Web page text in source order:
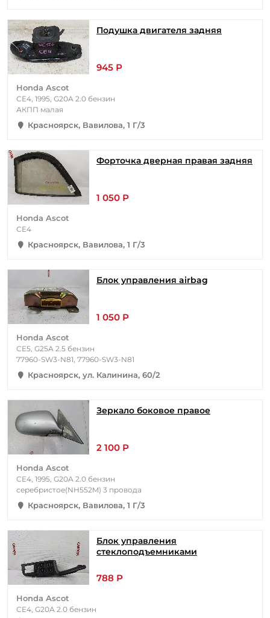
Подушка двигателя задняя
945 Р
Honda Ascot
CE4, 1995, G20A 2.0 бензин
АКПП малая
Красноярск, Вавилова, 1 Г/3
Форточка дверная правая задняя
1 050 Р
Honda Ascot
CE4
Красноярск, Вавилова, 1 Г/3
Блок управления airbag
1 050 Р
Honda Ascot
CE5, G25A 2.5 бензин
77960-SW3-N81, 77960-SW3-N81
Красноярск, ул. Калинина, 60/2
Зеркало боковое правое
2 100 Р
Honda Ascot
CE4, 1995, G20A 2.0 бензин
серебристое(NH552M) 3 провода
Красноярск, Вавилова, 1 Г/3
Блок управления
стеклоподъемниками
788 Р
Honda Ascot
CE4, G20A 2.0 бензин